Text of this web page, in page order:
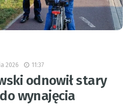
2026 11:37
odnowił stary
wynajęcia